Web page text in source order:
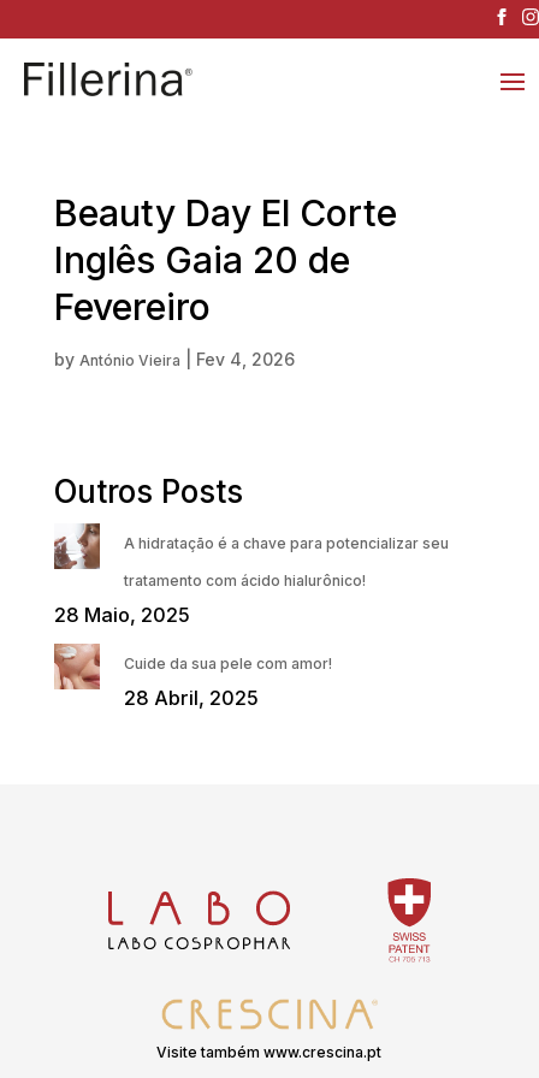
Beauty Day El Corte
Inglês Gaia 20 de
Fevereiro
by António Vieira Fev 4, 2026
Outros Posts
A hidratação é a chave para potencializar seu
tratamento com ácido hialurônico!
28 Maio, 2025
Cuide da sua pele com amor!
28 Abril, 2025
Visite também www.crescina.pt